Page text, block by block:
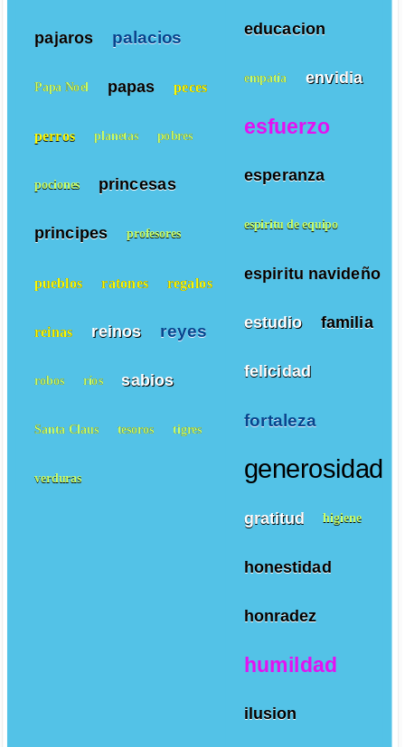
educacion
empatía envidia
esfuerzo
esperanza
espiritu de equipo
espiritu navideño
estudio familia
felicidad
fortaleza
generosidad
gratitud higiene
honestidad
honradez
humildad
ilusion
pajaros palacios
Papa Noel papas peces
perros planetas pobres
pociones princesas
principes profesores
pueblos ratones regalos
reinas reinos reyes
robos ríos sabios
Santa Claus tesoros tigres
verduras